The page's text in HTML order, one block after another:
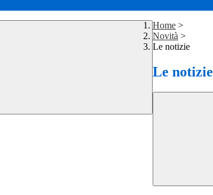
Home >
Novità >
Le notizie
Le notizie